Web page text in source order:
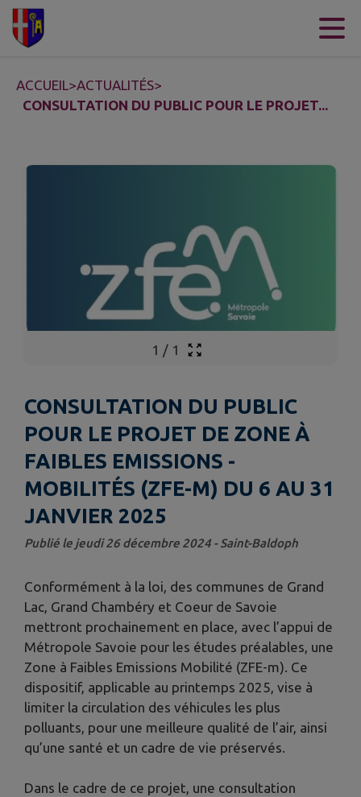
Contenu
ACCUEIL>ACTUALITÉS>
CONSULTATION DU PUBLIC POUR LE PROJET...
1 / 1
CONSULTATION DU PUBLIC
POUR LE PROJET DE ZONE À
FAIBLES EMISSIONS -
MOBILITÉS (ZFE-M) DU 6 AU 31
JANVIER 2025
Publié le jeudi 26 décembre 2024 - Saint-Baldoph
Conformément à la loi, des communes de Grand
Lac, Grand Chambéry et Coeur de Savoie
mettront prochainement en place, avec l’appui de
Métropole Savoie pour les études préalables, une
Zone à Faibles Emissions Mobilité (ZFE-m). Ce
dispositif, applicable au printemps 2025, vise à
limiter la circulation des véhicules les plus
polluants, pour une meilleure qualité de l’air, ainsi
qu’une santé et un cadre de vie préservés.
Dans le cadre de ce projet, une consultation